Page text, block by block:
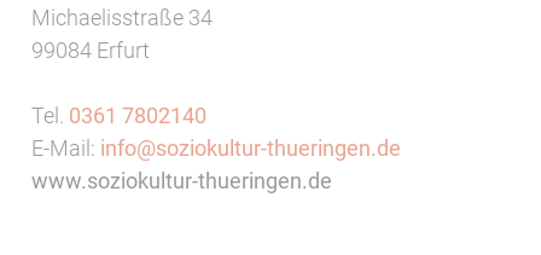
Michaelisstraße 34
99084 Erfurt
Tel. 0361 7802140
E-Mail: info@soziokultur-thueringen.de
www.soziokultur-thueringen.de